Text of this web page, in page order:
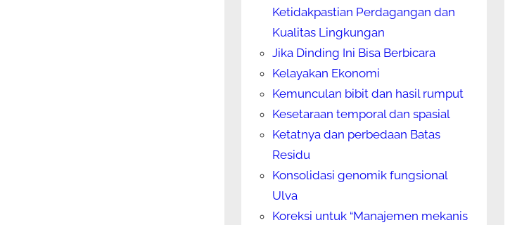
Ketidakpastian Perdagangan dan
Kualitas Lingkungan
Jika Dinding Ini Bisa Berbicara
Kelayakan Ekonomi
Kemunculan bibit dan hasil rumput
Kesetaraan temporal dan spasial
Ketatnya dan perbedaan Batas
Residu
Konsolidasi genomik fungsional
Ulva
Koreksi untuk “Manajemen mekanis